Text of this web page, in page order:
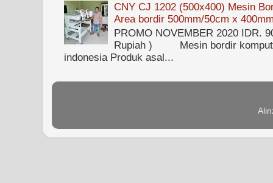
CNY CJ 1202 (500x400) Mesin
Area bordir 500mm/50cm x
PROMO NOVEMBER 2020 IDR.
Rupiah ) Mesin bordir
indonesia Produk asal...